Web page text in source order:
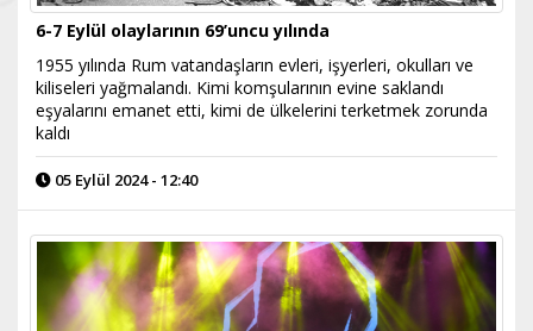
6-7 Eylül olaylarının 69’uncu yılında
1955 yılında Rum vatandaşların evleri, işyerleri, okulları ve
kiliseleri yağmalandı. Kimi komşularının evine saklandı
eşyalarını emanet etti, kimi de ülkelerini terketmek zorunda
kaldı
05 Eylül 2024 - 12:40